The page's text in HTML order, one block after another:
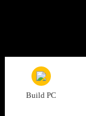
Build PC